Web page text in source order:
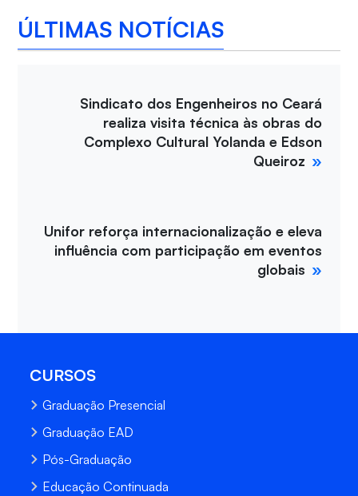
ÚLTIMAS NOTÍCIAS
Sindicato dos Engenheiros no Ceará
realiza visita técnica às obras do
Complexo Cultural Yolanda e Edson
Queiroz
Unifor reforça internacionalização e eleva
influência com participação em eventos
globais
CURSOS
Graduação Presencial
Graduação EAD
Pós-Graduação
Educação Continuada